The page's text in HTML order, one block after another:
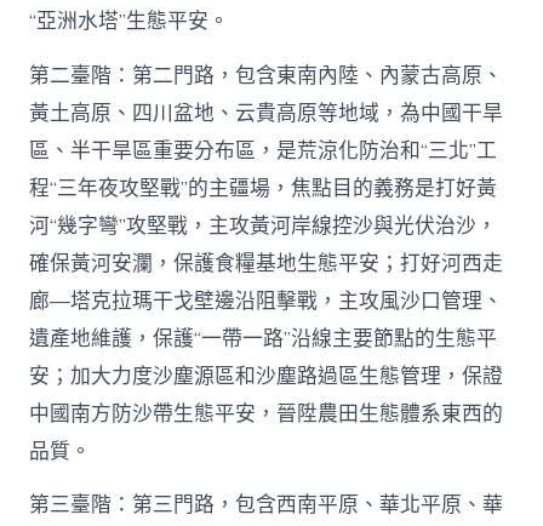
“亞洲水塔”生態平安。
第二臺階：第二門路，包含東南內陸、內蒙古高原、
黃土高原、四川盆地、云貴高原等地域，為中國干旱
區、半干旱區重要分布區，是荒涼化防治和“三北”工
程“三年夜攻堅戰”的主疆場，焦點目的義務是打好黃
河“幾字彎”攻堅戰，主攻黃河岸線控沙與光伏治沙，
確保黃河安瀾，保護食糧基地生態平安；打好河西走
廊—塔克拉瑪干戈壁邊沿阻擊戰，主攻風沙口管理、
遺產地維護，保護“一帶一路”沿線主要節點的生態平
安；加大力度沙塵源區和沙塵路過區生態管理，保證
中國南方防沙帶生態平安，晉陞農田生態體系東西的
品質。
第三臺階：第三門路，包含西南平原、華北平原、華